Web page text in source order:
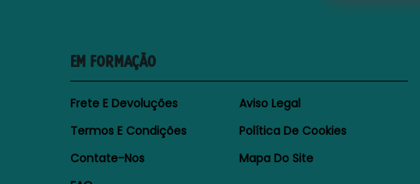
EM FORMAÇÃO
Frete E Devoluções
Aviso Legal
Termos E Condições
Política De Cookies
Contate-Nos
Mapa Do Site